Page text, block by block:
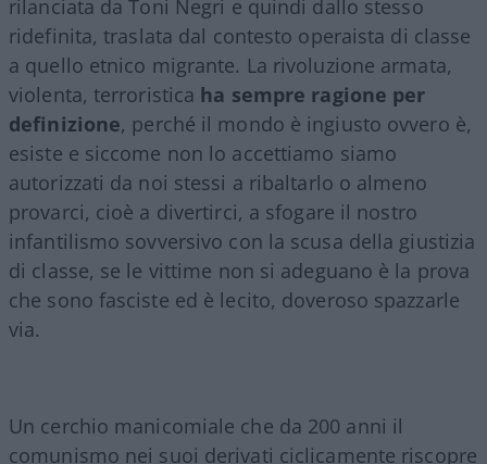
rilanciata da Toni Negri e quindi dallo stesso
ridefinita, traslata dal contesto operaista di classe
a quello etnico migrante. La rivoluzione armata,
violenta, terroristica ha sempre ragione per
definizione, perché il mondo è ingiusto ovvero è,
esiste e siccome non lo accettiamo siamo
autorizzati da noi stessi a ribaltarlo o almeno
provarci, cioè a divertirci, a sfogare il nostro
infantilismo sovversivo con la scusa della giustizia
di classe, se le vittime non si adeguano è la prova
che sono fasciste ed è lecito, doveroso spazzarle
via.
Un cerchio manicomiale che da 200 anni il
comunismo nei suoi derivati ciclicamente riscopre